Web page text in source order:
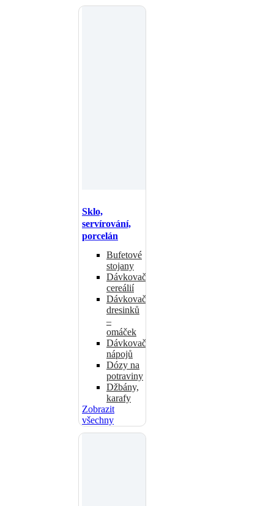
Sklo,
servírování,
porcelán
Bufetové
stojany
Dávkovače
cereálií
Dávkovače
dresinků
–
omáček
Dávkovače
nápojů
Dózy na
potraviny
Džbány,
karafy
Zobrazit
všechny